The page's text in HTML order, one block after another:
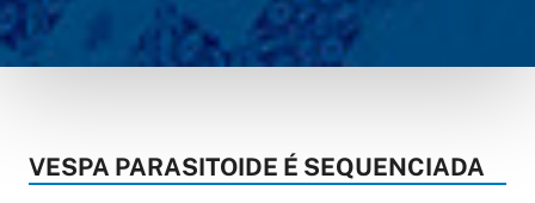
VESPA PARASITOIDE É SEQUENCIADA